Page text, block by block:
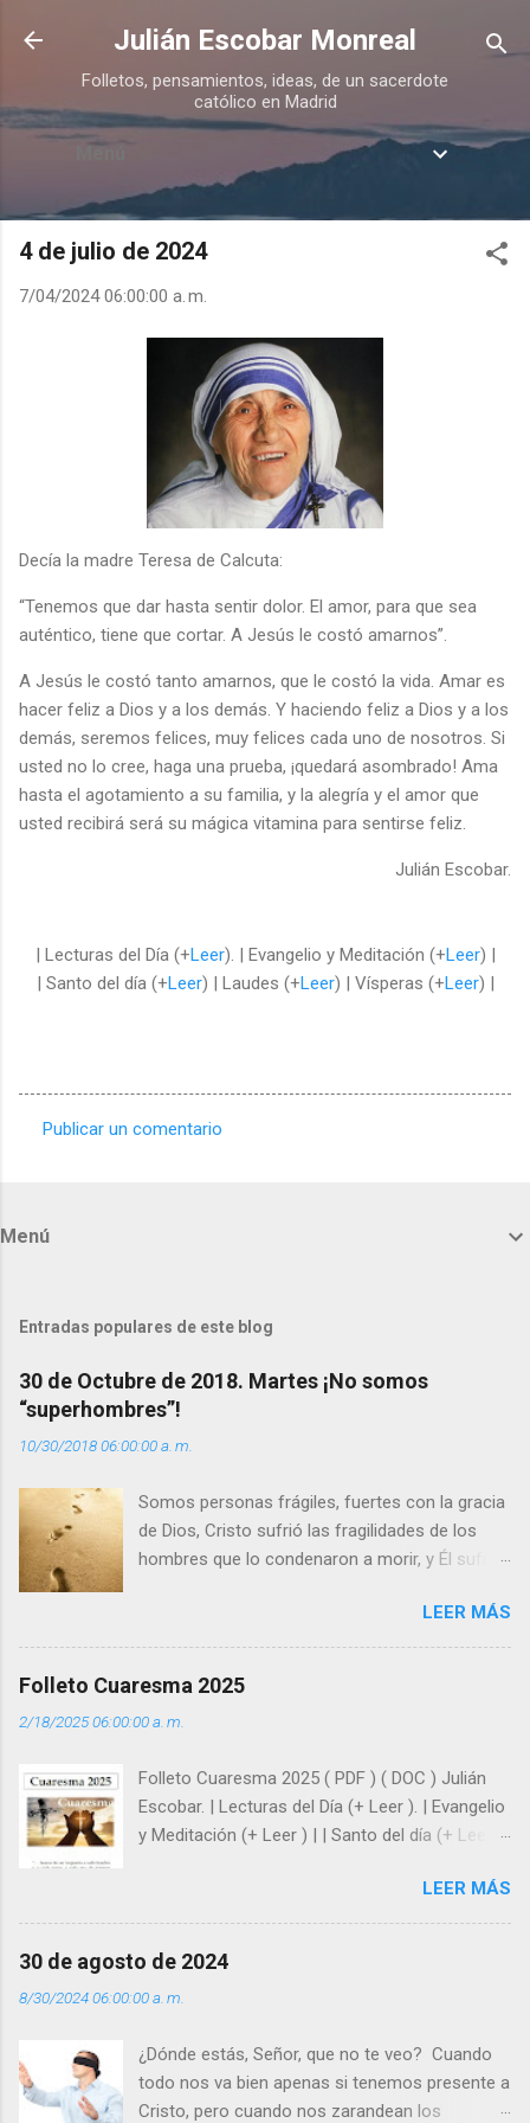
Ir al contenido principal
Julián Escobar Monreal
Folletos, pensamientos, ideas, de un sacerdote
católico en Madrid
Menú
4 de julio de 2024
7/04/2024 06:00:00 a. m.
Decía la madre Teresa de Calcuta:
“Tenemos que dar hasta sentir dolor. El amor, para que sea
auténtico, tiene que cortar. A Jesús le costó amarnos”.
A Jesús le costó tanto amarnos, que le costó la vida. Amar es
hacer feliz a Dios y a los demás. Y haciendo feliz a Dios y a los
demás, seremos felices, muy felices cada uno de nosotros. Si
usted no lo cree, haga una prueba, ¡quedará asombrado! Ama
hasta el agotamiento a su familia, y la alegría y el amor que
usted recibirá será su mágica vitamina para sentirse feliz.
Julián Escobar.
| Lecturas del Día (+Leer). | Evangelio y Meditación (+Leer) |
| Santo del día (+Leer) | Laudes (+Leer) | Vísperas (+Leer) |
t
r
i
o
s
Publicar un comentario
Menú
Entradas populares de este blog
30 de Octubre de 2018. Martes ¡No somos
“superhombres”!
10/30/2018 06:00:00 a. m.
Somos personas frágiles, fuertes con la gracia
de Dios, Cristo sufrió las fragilidades de los
hombres que lo condenaron a morir, y Él sufrió
enseña Jesucristo? Que, si seguimos sus
huellas, sin ser superhombres, podemos
afrontar las adversidades con la fuerza y la luz
siempre está pendiente de nosotros. Amar es
y protegidos por nosotros. “ Señor, soy un
árbol sin frutos, pero tú me das la savia para
que al menos mis ramas y hojas den sombra
super hombre? - ¿Superas tu fragilidad con la
gracia de Dios? Julián Escobar. | Lecturas del
Día (+ Leer ). | Evangelio y Meditación (+ Leer ) |
LEER MÁS
Folleto Cuaresma 2025
2/18/2025 06:00:00 a. m.
Folleto Cuaresma 2025 ( PDF ) ( DOC ) Julián
Escobar. | Lecturas del Día (+ Leer ). | Evangelio
y Meditación (+ Leer ) | | Santo del día (+ Leer )
LEER MÁS
30 de agosto de 2024
8/30/2024 06:00:00 a. m.
¿Dónde estás, Señor, que no te veo? Cuando
todo nos va bien apenas si tenemos presente a
Cristo, pero cuando nos zarandean los